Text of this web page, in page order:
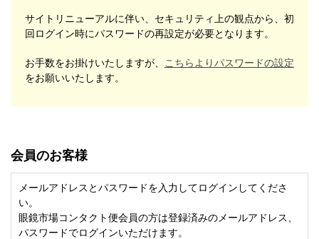
サイトリニューアルに伴い、セキュリティ上の観点から、初
回ログイン時にパスワードの再設定が必要となります。
お手数をお掛けいたしますが、
こちらよりパスワードの設定
をお願いいたします。
会員のお客様
メールアドレスとパスワードを入力してログインしてくださ
い。
眼鏡市場コンタクト便会員の方は登録済みのメールアドレス、
パスワードでログインいただけます。